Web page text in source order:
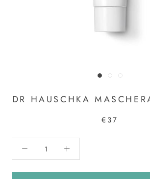
DR HAUSCHKA
€37